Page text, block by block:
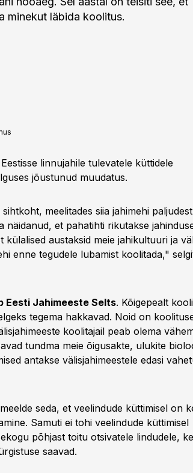
minekut läbida koolitus.
linnujahile tulevatele küttidele
jõustunud muudatus.
meelitades siia jahimehi
näidanud, et pahatihti rikutakse
austaksid meie jahikultuuri ja
enne tegudele lubamist koolitada,"
Eesti Jahimeeste Selts. Kõigepealt
tegema hakkavad. Noid on
koolitajail peab olema
tundma meie õigusakte, ulukite
antakse välisjahimeestele edasi
seda, et veelindude küttimisel on
Samuti ei tohi veelindude küttimisel
põhjast toitu otsivatele lindudele,
saavad.